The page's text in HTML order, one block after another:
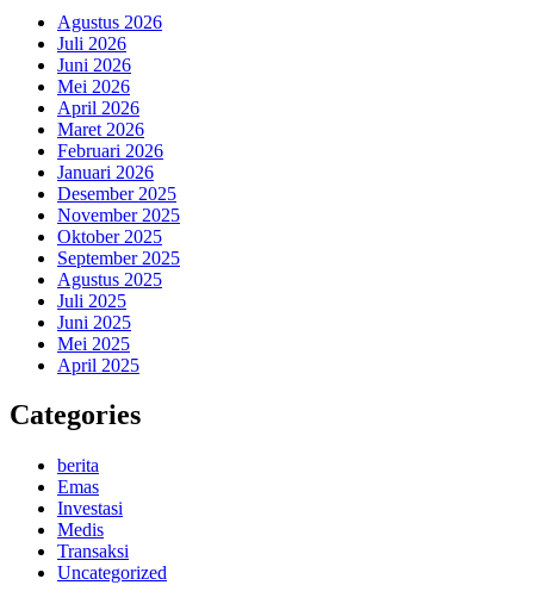
Agustus 2026
Juli 2026
Juni 2026
Mei 2026
April 2026
Maret 2026
Februari 2026
Januari 2026
Desember 2025
November 2025
Oktober 2025
September 2025
Agustus 2025
Juli 2025
Juni 2025
Mei 2025
April 2025
Categories
berita
Emas
Investasi
Medis
Transaksi
Uncategorized